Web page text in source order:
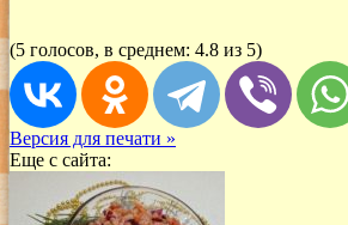
(5 голосов, в среднем: 4.8 из 5)
Версия для печати »
Еще с сайта: